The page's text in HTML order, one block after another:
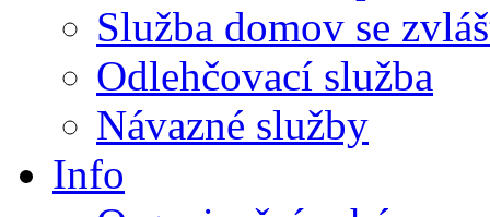
Služba domov se
Odlehčovací služba
Návazné služby
Info